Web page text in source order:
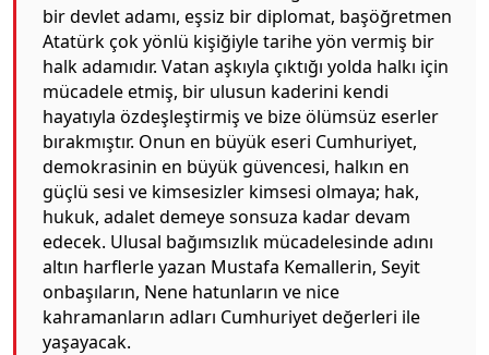
bir devlet adamı, eşsiz bir diplomat, başöğretmen
Atatürk çok yönlü kişiğiyle tarihe yön vermiş bir
halk adamıdır. Vatan aşkıyla çıktığı yolda halkı için
mücadele etmiş, bir ulusun kaderini kendi
hayatıyla özdeşleştirmiş ve bize ölümsüz eserler
bırakmıştır. Onun en büyük eseri Cumhuriyet,
demokrasinin en büyük güvencesi, halkın en
güçlü sesi ve kimsesizler kimsesi olmaya; hak,
hukuk, adalet demeye sonsuza kadar devam
edecek. Ulusal bağımsızlık mücadelesinde adını
altın harflerle yazan Mustafa Kemallerin, Seyit
onbaşıların, Nene hatunların ve nice
kahramanların adları Cumhuriyet değerleri ile
yaşayacak.